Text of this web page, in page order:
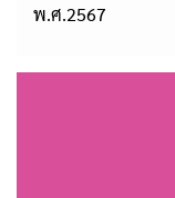
พ.ศ.2567